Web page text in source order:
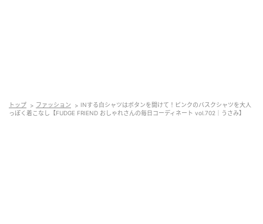
トップ ファッション
INする白シャツはボタンを開けて！ピンクのバスクシャツを大人
っぽく着こなし【FUDGE FRIEND おしゃれさんの毎日コーディネート vol.702｜うさみ】